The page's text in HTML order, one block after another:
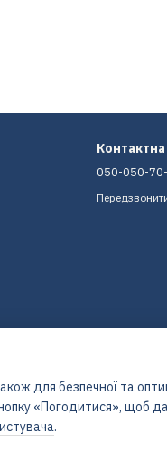
050-050-
для безпечної та
«Погодитися», щоб
.